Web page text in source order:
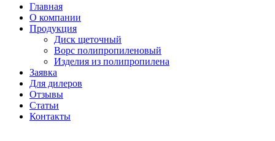
Главная
О компании
Продукция
Диск щеточный
Ворс полипропиленовый
Изделия из полипропилена
Заявка
Для дилеров
Отзывы
Статьи
Контакты